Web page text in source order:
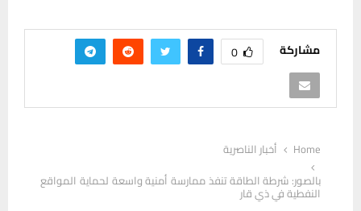
مشاركة 0
Home
أخبار الناصرية
بالصور: شرطة الطاقة تنفذ ممارسة أمنية واسعة لحماية المواقع
النفطية في ذي قار